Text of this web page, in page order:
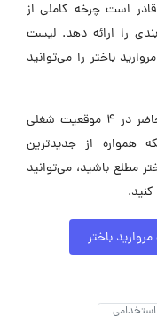
است چرخه کاملی از
را ارائه دهد. لیست
باختر را می‌توانید
دیبا صنعت مروارید باختر در حال حاضر در ۴ موقعیت شغلی
همواره از جدیدترین
مطلع باشید، می‌توانید
باختر
استخدامی